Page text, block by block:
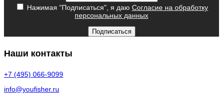
Нажимая "Подписаться", я даю Согласие на обработку
персональных данных
Подписаться
Наши контакты
+7 (495) 066-9099
info@youfisher.ru